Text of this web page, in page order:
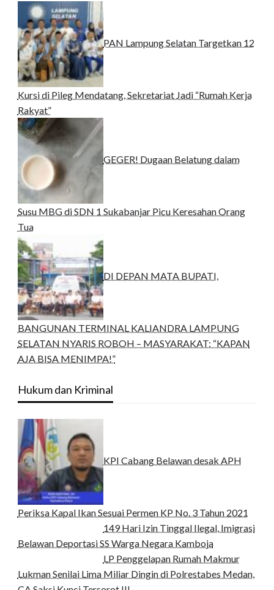
PAN Lampung Selatan Targetkan 12
Kursi di Pileg Mendatang, Sekretariat Jadi “Rumah Kerja
Rakyat”
GEGER! Dugaan Belatung dalam
Susu MBG di SDN 1 Sukabanjar Picu Keresahan Orang
Tua
DI DEPAN MATA BUPATI,
BANGUNAN TERMINAL KALIANDRA LAMPUNG
SELATAN NYARIS ROBOH – MASYARAKAT: “KAPAN
AJA BISA MENIMPA!”
Hukum dan Kriminal
KPI Cabang Belawan desak APH
Periksa Kapal Ikan Sesuai Permen KP No. 3 Tahun 2021
149 Hari Izin Tinggal Ilegal, Imigrasi
Belawan Deportasi SS Warga Negara Kamboja
LP Penggelapan Rumah Makmur
Lukman Senilai Lima Miliar Dingin di Polrestabes Medan,